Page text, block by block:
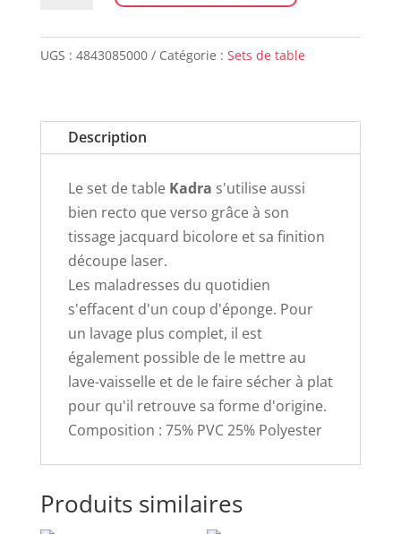
de
CAMEL
UGS : 4843085000 Catégorie : Sets de table
Description
Le set de table Kadra s'utilise aussi
bien recto que verso grâce à son
tissage jacquard bicolore et sa finition
découpe laser.
Les maladresses du quotidien
s'effacent d'un coup d'éponge. Pour
un lavage plus complet, il est
également possible de le mettre au
lave-vaisselle et de le faire sécher à plat
pour qu'il retrouve sa forme d'origine.
Composition : 75% PVC 25% Polyester
Produits similaires